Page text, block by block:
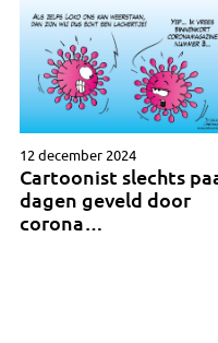
12 december 2024
Cartoonist slechts
dagen geveld door
corona…